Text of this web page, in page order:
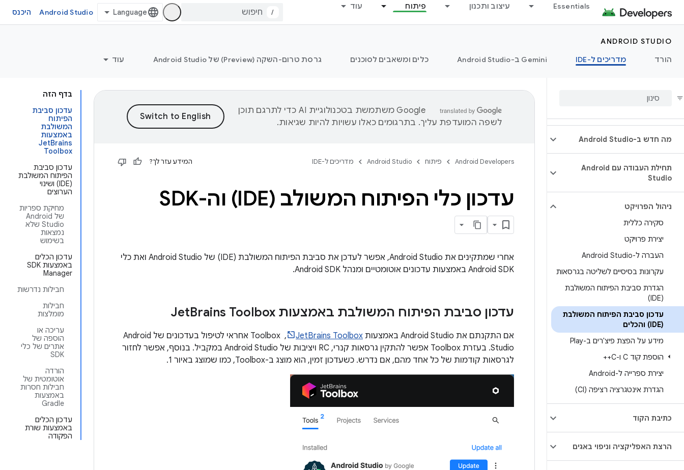
Essentials עיצוב ותכנון פיתוח עוד
/
Android Studio היכנס
ANDROID STUDIO
הורד
מדריכים ל-IDE ‫Gemini ב-Android Studio כלים ומשאבים לסוכנים גרסת טרום-השקה (Preview) של Android Studio עוד
מה חדש ב-Android Studio
תחילת העבודה עם Android
Studio
ניהול הפרויקט
סקירה כללית
יצירת פרויקט
העברה ל-Android Studio
עקרונות בסיסיים לשליטה בגרסאות
הגדרת סביבת הפיתוח המשולבת
(IDE)
עדכון סביבת הפיתוח המשולבת
(IDE) והכלים
מידע על הפצת פיצ'רים ב-Play
הוספת קוד C ו-C++
יצירת ספרייה ל-Android
הגדרת אינטגרציה רציפה (CI)
כתיבת הקוד
הרצת האפליקציה וניפוי באגים
בדף הזה
עדכון סביבת
הפיתוח
המשולבת
באמצעות
JetBrains
Toolbox
עדכון סביבת
הפיתוח המשולבת
(IDE) ושינוי
הערוצים
מחיקת ספריות
של Android
Studio שלא
נמצאות
בשימוש
עדכון הכלים
באמצעות SDK
Manager
חבילות נדרשות
חבילות
מומלצות
עריכה או
הוספה של
אתרים של כלי
SDK
הורדה
אוטומטית של
חבילות חסרות
באמצעות
Gradle
עדכון הכלים
באמצעות שורת
הפקודה
‫Google משתמשת בטכנולוגיית AI כדי לתרגם תוכן
לשפה המועדפת עליך. בתרגומים כאלו עשויות להיות שגיאות.
Android Developers פיתוח Android Studio מדריכים ל-IDE המידע עזר לך?
עדכון כלי הפיתוח המשולב (IDE) וה-SDK
אחרי שמתקינים את Android Studio, אפשר לעדכן את סביבת הפיתוח המשולבת (IDE) של Android Studio ואת כלי
Android SDK באמצעות עדכונים אוטומטיים ומנהל Android SDK.
עדכון סביבת הפיתוח המשולבת באמצעות Jet Brains Toolbox
אם התקנתם את Android Studio באמצעות JetBrains Toolbox
, ‏ Toolbox אחראי לטיפול בעדכונים של Android
Studio. בעזרת Toolbox אפשר להתקין גרסאות קנרי, RC ויציבות של Android Studio במקביל. בנוסף, אפשר לחזור
לגרסאות קודמות של כל אחד מהם, אם נדרש. כשעדכון זמין, הוא מוצג ב-Toolbox, כמו שמוצג באיור 1.